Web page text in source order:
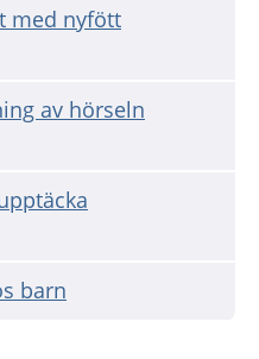
med nyfött
av hörseln
barn